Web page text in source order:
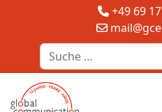
+49 69
Suchen